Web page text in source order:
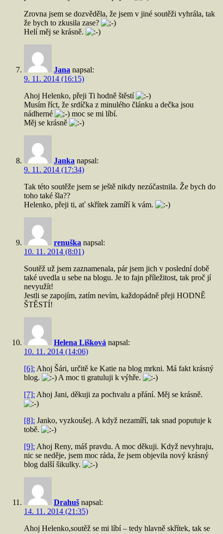
Zrovna jsem se dozvěděla, že jsem v jiné soutěži vyhrála, tak
že bych to zkusila zase?
Helí měj se krásně.
Jana napsal:
9. 11. 2014 (16:15)
Ahoj Helenko, přeji Ti hodně štěstí
Musím říct, že srdíčka z minulého článku a dečka jsou
nádherné
moc se mi líbí.
Měj se krásně
Janka napsal:
9. 11. 2014 (17:34)
Tak této soutěže jsem se ještě nikdy nezúčastnila. Že bych do
toho také šla??
Helenko, přeji ti, ať skřítek zamíří k vám.
renuška napsal:
10. 11. 2014 (8:01)
Soutěž už jsem zaznamenala, pár jsem jich v poslední době
také uvedla u sebe na blogu. Je to fajn příležitost, tak proč jí
nevyužít!
Jestli se zapojím, zatím nevím, každopádně přeji HODNĚ
ŠTĚSTÍ!
Helena Lišková napsal:
10. 11. 2014 (14:06)
[6]: Ahoj Šári, určitě ke Katie na blog mrkni. Má fakt krásný
blog.
A moc ti gratuluji k výhře.
[7]: Ahoj Jani, děkuji za pochvalu a přání. Měj se krásně.
[8]: Janko, vyzkoušej. A když nezamíří, tak snad poputuje k
tobě.
[9]: Ahoj Reny, máš pravdu. A moc děkuji. Když nevyhraju,
nic se neděje, jsem moc ráda, že jsem objevila nový krásný
blog další šikulky.
Drahuš napsal:
14. 11. 2014 (21:35)
Ahoj Helenko,soutěž se mi líbí – tedy hlavně skřítek, tak se